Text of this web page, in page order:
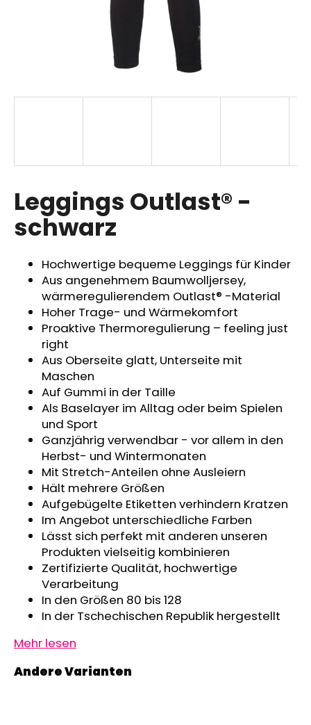
Leggings Outlast® -
schwarz
Hochwertige bequeme Leggings für Kinder
Aus angenehmem Baumwolljersey,
wärmeregulierendem Outlast® -Material
Hoher Trage- und Wärmekomfort
Proaktive Thermoregulierung – feeling just
right
Aus Oberseite glatt, Unterseite mit
Maschen
Auf Gummi in der Taille
Als Baselayer im Alltag oder beim Spielen
und Sport
Ganzjährig verwendbar - vor allem in den
Herbst- und Wintermonaten
Mit Stretch-Anteilen ohne Ausleiern
Hält mehrere Größen
Aufgebügelte Etiketten verhindern Kratzen
Im Angebot unterschiedliche Farben
Lässt sich perfekt mit anderen unseren
Produkten vielseitig kombinieren
Zertifizierte Qualität, hochwertige
Verarbeitung
In den Größen 80 bis 128
In der Tschechischen Republik hergestellt
Mehr lesen
SUCHEN
p
f
e
h
KINDERWAGENUNTERLAGE
OUTLAST®
GRAU
MELIERT
€43,35